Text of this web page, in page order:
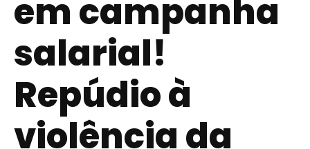
em campanha
salarial!
Repúdio à
violência da